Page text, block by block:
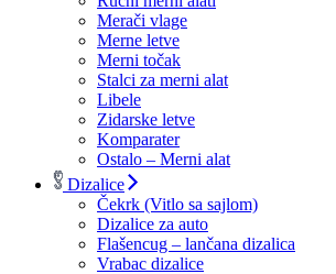
Merači vlage
Merne letve
Merni točak
Stalci za merni alat
Libele
Zidarske letve
Komparater
Ostalo – Merni alat
Dizalice
Čekrk (Vitlo sa sajlom)
Dizalice za auto
Flašencug – lančana dizalica
Vrabac dizalice